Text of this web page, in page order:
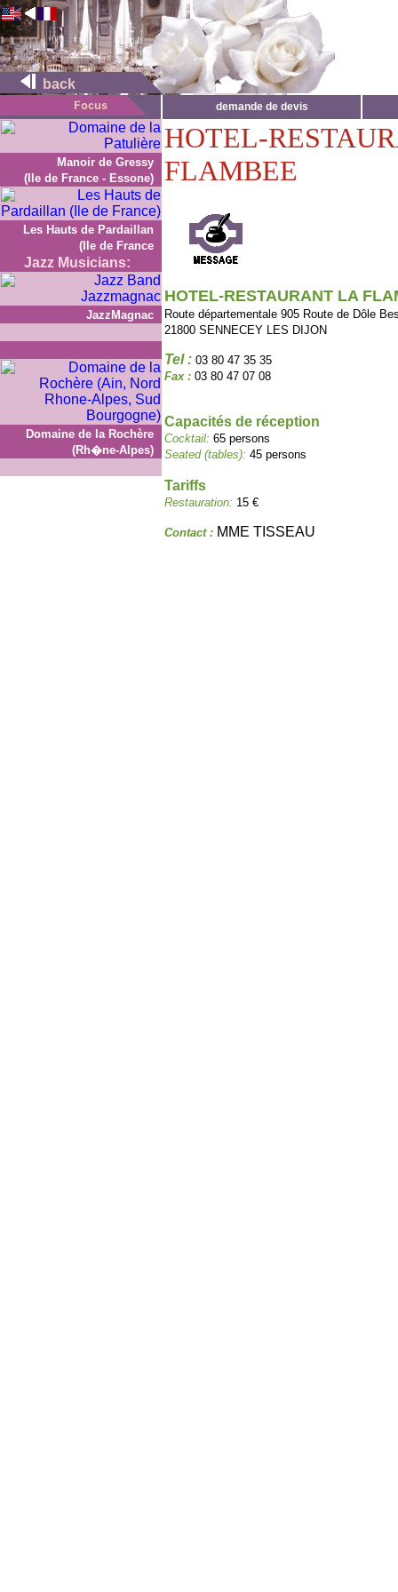
back
demande de devis
Manoir de Gressy
(Ile de France - Essone)
Les Hauts de Pardaillan
(Ile de France
Jazz Musicians:
JazzMagnac
Domaine de la Rochère
(Rh�ne-Alpes)
HOTEL-
FLAMBEE
HOTEL-RESTAURANT LA
Route départementale 905 Route de Dôle
21800 SENNECEY LES DIJON
Tel : 03 80 47 35 35
Fax : 03 80 47 07 08
Capacités de réception
Cocktail: 65 persons
Seated (tables): 45 persons
Tariffs
Restauration: 15 €
Contact : MME TISSEAU